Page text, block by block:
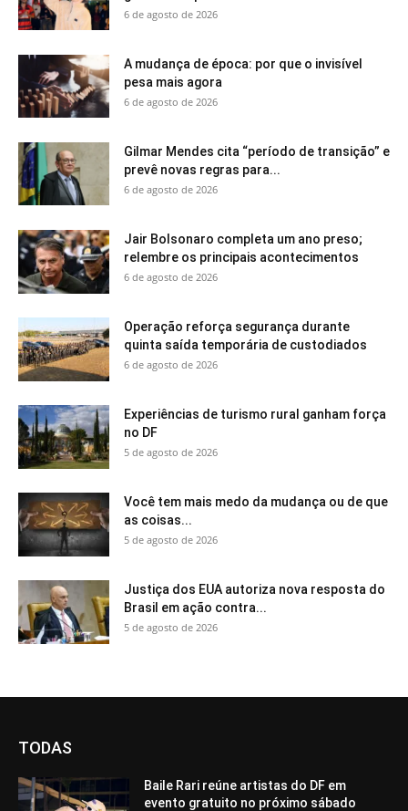
6 de agosto de 2026
A mudança de época: por que o invisível
pesa mais agora
6 de agosto de 2026
Gilmar Mendes cita “período de transição” e
prevê novas regras para...
6 de agosto de 2026
Jair Bolsonaro completa um ano preso;
relembre os principais acontecimentos
6 de agosto de 2026
Operação reforça segurança durante
quinta saída temporária de custodiados
6 de agosto de 2026
Experiências de turismo rural ganham força
no DF
5 de agosto de 2026
Você tem mais medo da mudança ou de que
as coisas...
5 de agosto de 2026
Justiça dos EUA autoriza nova resposta do
Brasil em ação contra...
5 de agosto de 2026
TODAS
Baile Rari reúne artistas do DF em
evento gratuito no próximo sábado